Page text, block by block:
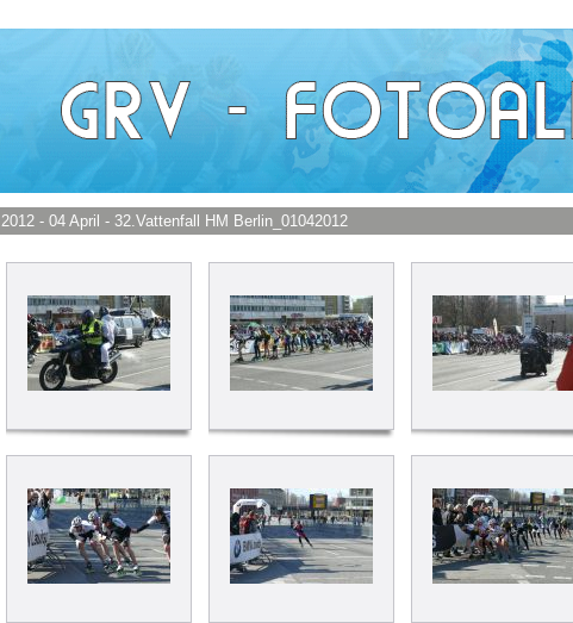
2012 - 04 April - 32.Vattenfall HM Berlin_01042012